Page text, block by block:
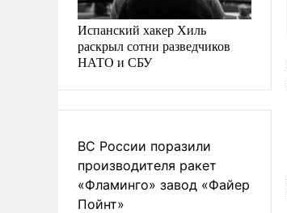
Испанский хакер Хиль
раскрыл сотни разведчиков
НАТО и СБУ
ВС России поразили
производителя ракет
«Фламинго» завод «Файер
Пойнт»